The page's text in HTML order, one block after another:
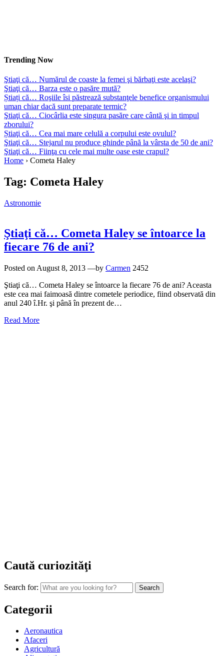
Trending Now
Ştiaţi că… Numărul de coaste la femei şi bărbaţi este acelaşi?
Ştiaţi că… Barza este o pasăre mută?
Știați că… Roşiile îsi păstrează substanţele benefice organismului
uman chiar dacă sunt preparate termic?
Ştiaţi că… Ciocârlia este singura pasăre care cântă şi in timpul
zborului?
Știaţi că… Cea mai mare celulă a corpului este ovulul?
Ştiaţi că… Stejarul nu produce ghinde până la vârsta de 50 de ani?
Ştiaţi că… Fiinţa cu cele mai multe oase este crapul?
Home › Cometa Haley
Tag: Cometa Haley
Astronomie
Ştiaţi că… Cometa Haley se întoarce la
fiecare 76 de ani?
Posted on August 8, 2013 —by Carmen 2452
Ştiaţi că… Cometa Haley se întoarce la fiecare 76 de ani? Aceasta
este cea mai faimoasă dintre cometele periodice, fiind observată din
anul 240 î.Hr. şi până în prezent de…
Read More
Caută curiozităţi
Search for:
Categorii
Aeronautica
Afaceri
Agricultură